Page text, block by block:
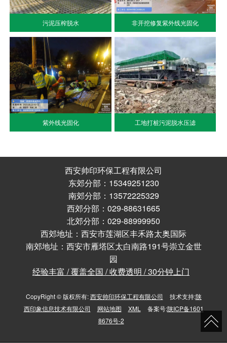
污泥压榨脱水 非开挖修复紫外线光固化
紫外线光固化 工地打桩污泥脱水压滤
西安帅印环保工程有限公司
东郊分部：15349251230
南郊分部：13572225329
西郊分部：029-88631665
北郊分部：029-88999950
西郊地址：西安市莲湖区丰禾路太奥国际
南郊地址：西安市雁塔区太白南路191号崇立金世
园
经验丰富 / 覆盖全国 / 收费透明 / 30分钟上门
CopyRight © 版权所有:西安帅印环保工程有限公司 技术支持:陕
西印象信息技术有限公司
网站地图 XML 备案号:陕ICP备1601
8676号-2